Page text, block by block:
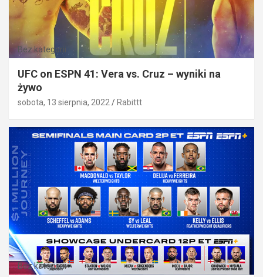
Bez kategorii
UFC on ESPN 41: Vera vs. Cruz – wyniki na
żywo
sobota, 13 sierpnia, 2022 Rabittt
Bez kategorii